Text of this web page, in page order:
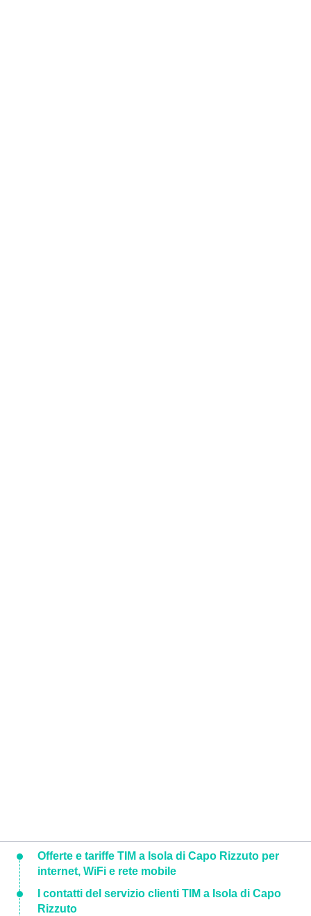
Offerte e tariffe TIM a Isola di Capo Rizzuto per
internet, WiFi e rete mobile
I contatti del servizio clienti TIM a Isola di Capo
Rizzuto